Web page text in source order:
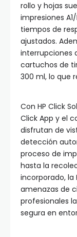
rollo y hojas
impresiones
tiempos de
ajustados.
interrupciones
cartuchos de
300 ml, lo que
Con HP Click
Click App y el
disfrutan de
detección
proceso de
hasta la
incorporado, la
amenazas de
profesionales
segura en